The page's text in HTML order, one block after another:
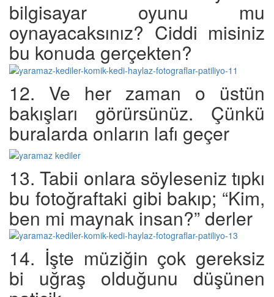
bilgisayar oyunu mu
oynayacaksınız? Ciddi misiniz
bu konuda gerçekten?
12. Ve her zaman o üstün
bakışları görürsünüz. Çünkü
buralarda onların lafı geçer
13. Tabii onlara söyleseniz tıpkı
bu fotoğraftaki gibi bakıp; “Kim,
ben mi maynak insan?” derler
14. İşte müziğin çok gereksiz
bi uğraş olduğunu düşünen